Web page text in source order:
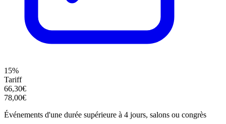
15%
Tariff
66,30€
78,00€
Événements d'une durée supérieure à 4 jours, salons ou congrès